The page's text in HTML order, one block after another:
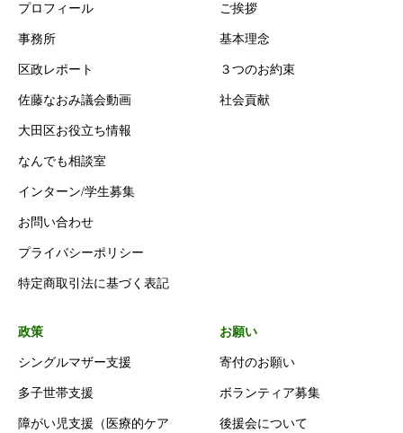
プロフィール
事務所
区政レポート
佐藤なおみ議会動画
大田区お役立ち情報
なんでも相談室
インターン/学生募集
お問い合わせ
プライバシーポリシー
特定商取引法に基づく表記
ご挨拶
基本理念
３つのお約束
社会貢献
政策
シングルマザー支援
多子世帯支援
障がい児支援（医療的ケア
お願い
寄付のお願い
ボランティア募集
後援会について